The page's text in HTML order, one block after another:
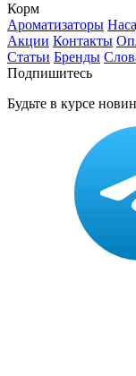
Корм
Ароматизаторы
Акции Контакты
Статьи Бренды
Подпишитесь
Будьте в курсе